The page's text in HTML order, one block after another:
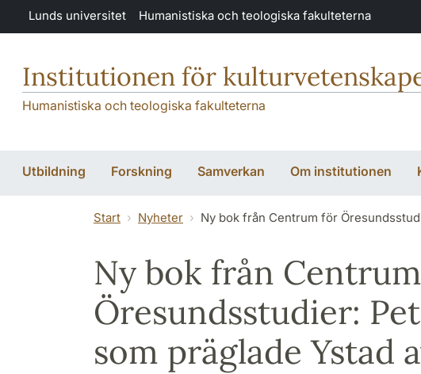
Hoppa till huvudinnehåll
Lunds universitet Humanistiska och teologiska fakulteterna
Institutionen för
Humanistiska och teologiska fakulteterna
Utbildning Forskning Samverkan Om institutionen
Start Nyheter Ny bok från Centrum för
Ny bok från
Öresundsstudier:
som präglade Ystad